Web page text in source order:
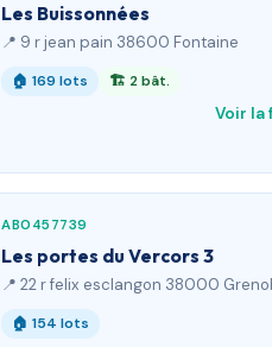
Les Buissonnées
📍 9 r jean pain 38600 Fontaine
🏠 169 lots 🏗 2 bât.
Voir la
AB0457739
Les portes du Vercors 3
📍 22 r felix esclangon 38000
🏠 154 lots